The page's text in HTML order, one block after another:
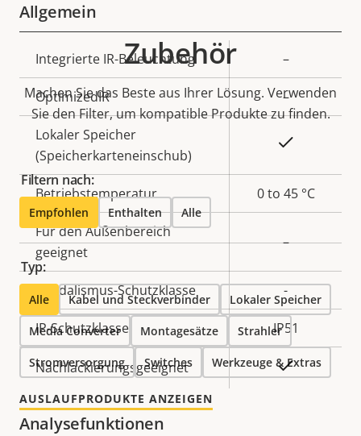
Allgemein
Eigentumsbeschreibung Eigentumswert
Integrierte IR-Beleuchtung –
OptimizedIR –
Lokaler Speicher
(Speicherkarteneinschub)
Betriebstemperatur 0 to 45 °C
Für den Außenbereich
geeignet
–
Vandalismus-Schutzklasse -
IP-Schutzklasse IP51
Nachlackierungsgeeignet Ja
Analysefunktionen
Zubehör
Machen Sie das Beste aus Ihrer Lösung. Verwenden
Sie den Filter, um kompatible Produkte zu finden.
Filtern nach:
Empfohlen Enthalten Alle
Typ:
Alle Kabel und Steckverbinder Lokaler Speicher
Media Converter Montagesätze Strahler
Stromversorgung Switches Werkzeuge & Extras
AUSLAUFPRODUKTE ANZEIGEN